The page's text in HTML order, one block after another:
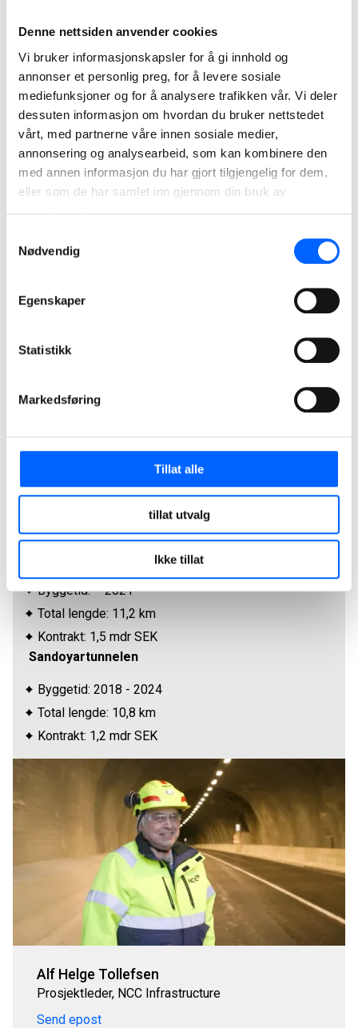
Denne nettsiden anvender cookies
Vi bruker informasjonskapsler for å gi innhold og
annonser et personlig preg, for å levere sosiale
mediefunksjoner og for å analysere trafikken vår. Vi deler
dessuten informasjon om hvordan du bruker nettstedet
vårt, med partnerne våre innen sosiale medier,
annonsering og analysearbeid, som kan kombinere den
med annen informasjon du har gjort tilgjengelig for dem,
eller som de har samlet inn gjennom din bruk av
Nødvendig
Egenskaper
Statistikk
Markedsføring
Tillat alle
tillat utvalg
Ikke tillat
tunnelene vi bygde på Førøyene på
begynnelsen av 2000-tallet.
Kenneth Nilsson, Head of NCC infrastructure
Se time lapse fra stuffen i Eysturoytunnelen
Prosjekt: Tunnel, veier og rundkjøring under
Kunde: P/F Eystur- og Sandoyartunlar
Byggetid: - 2021
Total lengde: 11,2 km
Kontrakt: 1,5 mdr SEK
Sandoyartunnelen
Byggetid: 2018 - 2024
Total lengde: 10,8 km
Kontrakt: 1,2 mdr SEK
Alf Helge Tollefsen
Prosjektleder, NCC Infrastructure
Send epost